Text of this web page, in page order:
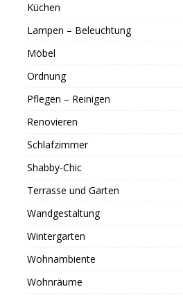
Küchen
Lampen – Beleuchtung
Möbel
Ordnung
Pflegen – Reinigen
Renovieren
Schlafzimmer
Shabby-Chic
Terrasse und Garten
Wandgestaltung
Wintergarten
Wohnambiente
Wohnräume